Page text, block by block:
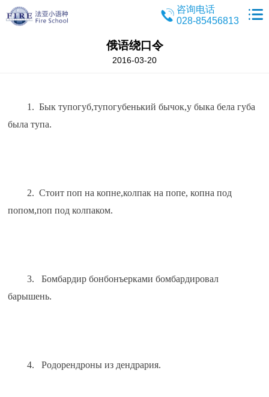
咨询电话
028-85456813
俄语绕口令
2016-03-20
1.  Бык тупогуб,тупогубенький бычок,у быка бела губа
была тупа.
2.  Стоит поп на копне,колпак на попе, копна под
попом,поп под колпаком.
3.   Бомбардир бонбонъерками бомбардировал
барышень.
4.   Родорендроны из дендрария.